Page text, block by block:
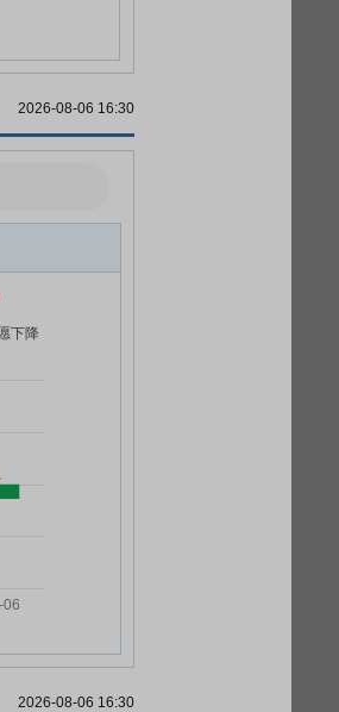
2026-08-06 16:30
2026-08-06 16:30